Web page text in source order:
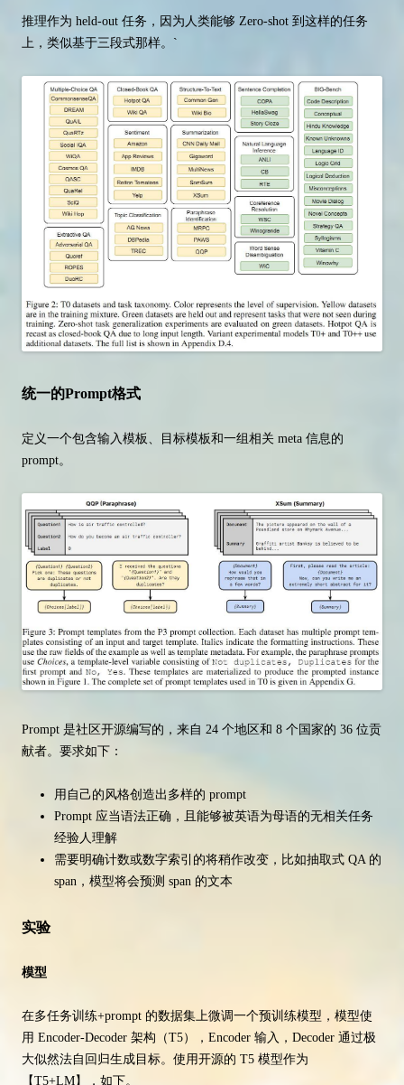
推理作为 held-out 任务，因为人类能够 Zero-shot 到这样的任务
上，类似基于三段式那样。`
统一的Prompt格式
定义一个包含输入模板、目标模板和一组相关 meta 信息的
prompt。
Prompt 是社区开源编写的，来自 24 个地区和 8 个国家的 36 位贡
献者。要求如下：
用自己的风格创造出多样的 prompt
Prompt 应当语法正确，且能够被英语为母语的无相关任务
经验人理解
需要明确计数或数字索引的将稍作改变，比如抽取式 QA 的
span，模型将会预测 span 的文本
实验
模型
在多任务训练+prompt 的数据集上微调一个预训练模型，模型使
用 Encoder-Decoder 架构（T5），Encoder 输入，Decoder 通过极
大似然法自回归生成目标。使用开源的 T5 模型作为
【T5+LM】，如下。